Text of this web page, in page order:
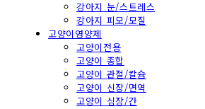
강아지 눈/스트레스
강아지 피모/모질
고양이영양제
고양이전용
고양이 종합
고양이 관절/칼슘
고양이 신장/면역
고양이 심장/간